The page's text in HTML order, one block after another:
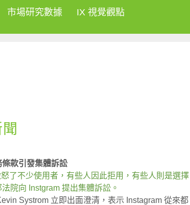
市場研究數據 IX 視覺觀點
款引發集體訴訟
了不少使用者，有些人因此拒用，有些人則是選擇
院向 Instgram 提出集體訴訟。
Systrom 立即出面澄清，表示 Instagram 從來都